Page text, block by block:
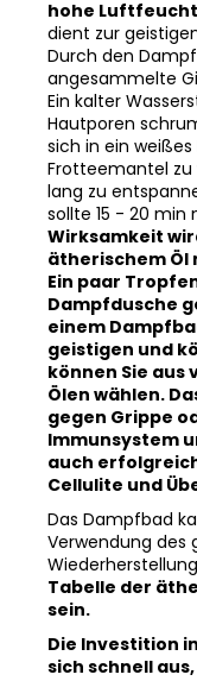
hohe
dient zur
Durch den
angesammelte
Ein kalter
Hautporen
sich in ein
Frotteemantel zu
lang zu
sollte 15 - 20 min
Wirksamkeit
ätherischem Öl
Ein paar
Dampfdusche
einem
geistigen und
können Sie aus
Ölen wählen.
gegen Grippe
Immunsystem
auch
Cellulite und
Das Dampfbad
Verwendung des
Tabelle der
sein.
Die Investition
sich schnell